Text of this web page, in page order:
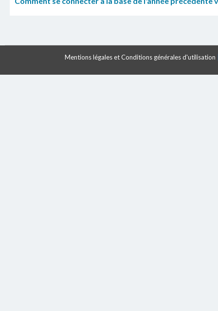
Mentions légales et Conditions générales d'utilisation